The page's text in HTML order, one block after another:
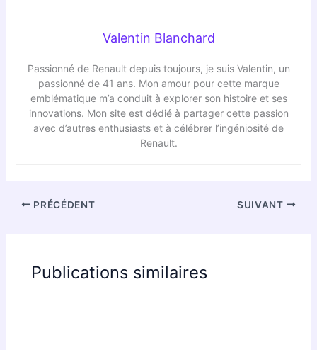
Valentin Blanchard
Passionné de Renault depuis toujours, je suis Valentin, un
passionné de 41 ans. Mon amour pour cette marque
emblématique m’a conduit à explorer son histoire et ses
innovations. Mon site est dédié à partager cette passion
avec d’autres enthusiasts et à célébrer l’ingéniosité de
Renault.
PRÉCÉDENT SUIVANT
Publications similaires